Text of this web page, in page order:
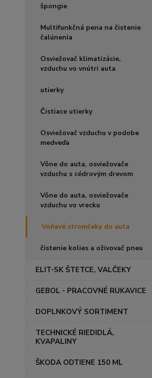
špongie
Multifunkčná pena na čistenie
čalúnenia
Osviežovač klimatizácie,
vzduchu vo vnútri auta
utierky
Čistiace utierky
Osviežovač vzduchu v podobe
medveďa
Vône do auta, osviežovače
vzduchu s cédrovým drevom
Vône do auta, osviežovače
vzduchu vo vrecku
Voňavé stromčeky do auta
čistenie kolies a oživovač pneu
ELIT-SK ŠTETCE, VALČEKY
GEBOL - PRACOVNÉ RUKAVICE
DOPLNKOVÝ SORTIMENT
TECHNICKÉ RIEDIDLÁ,
KVAPALINY
ŠKODA ODTIENE 150 ML